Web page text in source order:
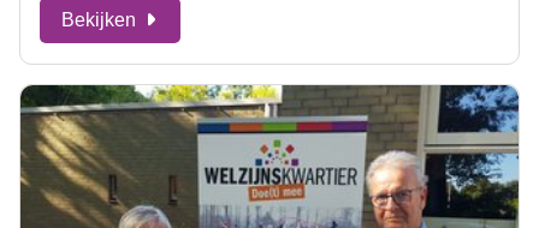
Bekijken